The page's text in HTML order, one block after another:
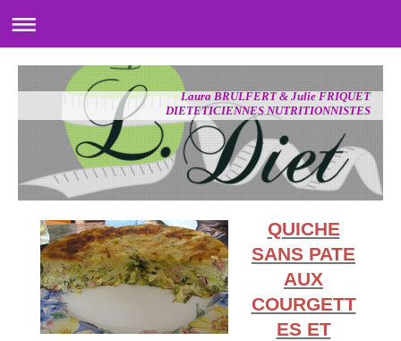
Laura BRULFERT & Julie FRIQUET
DIETETICIENNES NUTRITIONNISTES
QUICHE
SANS PATE
AUX
COURGETT
ES ET